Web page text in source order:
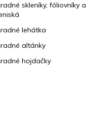
skleníky, fóliovníky a
lehátka
altánky
hojdačky